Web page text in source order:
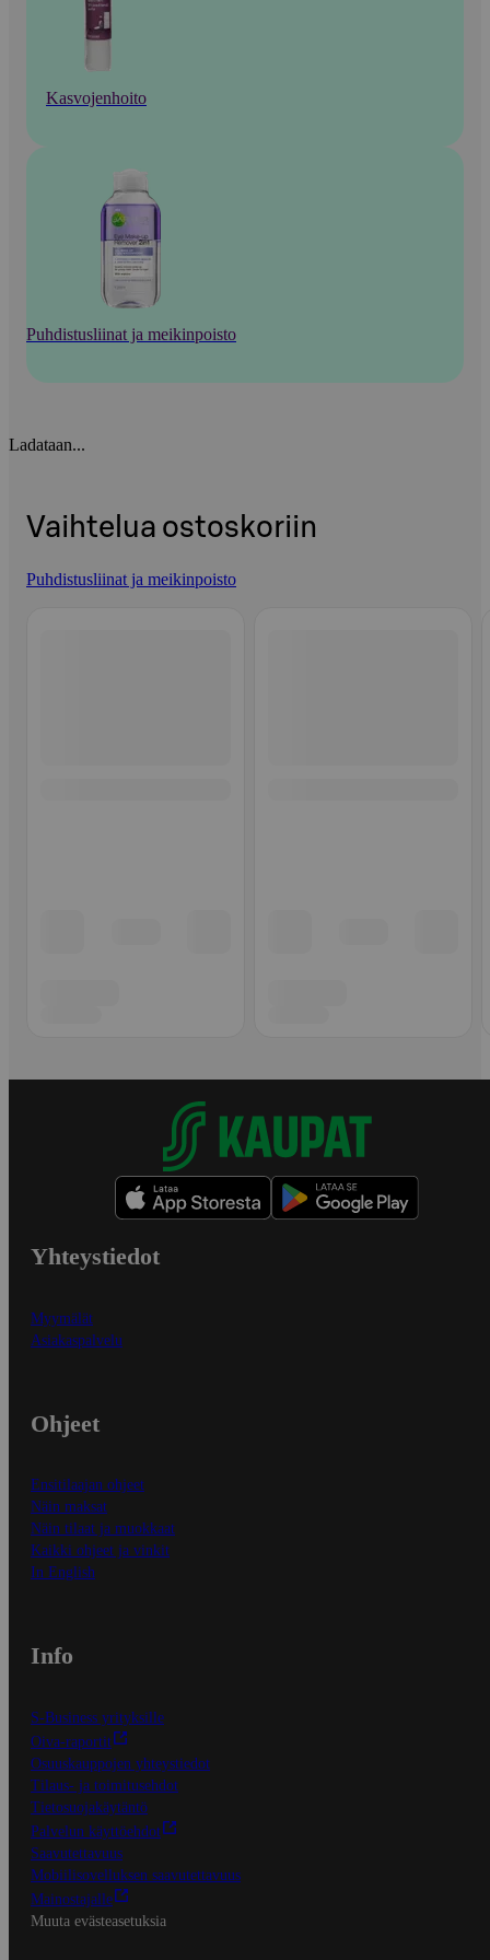
Kasvojenhoito
Puhdistusliinat ja meikinpoisto
Ladataan...
Vaihtelua ostoskoriin
Puhdistusliinat ja meikinpoisto
Yhteystiedot
Myymälät
Asiakaspalvelu
Ohjeet
Ensitilaajan ohjeet
Näin maksat
Näin tilaat ja muokkaat
Kaikki ohjeet ja vinkit
In English
Info
S-Business yrityksille
Oiva-raportit
Osuuskauppojen yhteystiedot
Tilaus- ja toimitusehdot
Tietosuojakäytäntö
Palvelun käyttöehdot
Saavutettavuus
Mobiilisovelluksen saavutettavuus
Mainostajalle
Muuta evästeasetuksia